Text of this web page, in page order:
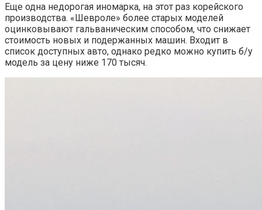
Еще одна недорогая иномарка, на этот раз корейского
производства. «Шевроле» более старых моделей
оцинковывают гальваническим способом, что снижает
стоимость новых и подержанных машин. Входит в
список доступных авто, однако редко можно купить б/у
модель за цену ниже 170 тысяч.